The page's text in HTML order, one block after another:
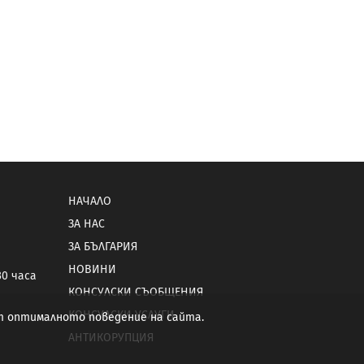
часа
НАЧАЛО
ЗА НАС
ЗА БЪЛГАРИЯ
НОВИНИ
КОНСУЛСКИ СЪОБЩЕНИЯ
КОНСУЛСКИ УСЛУГИ
АНТИКОРУПЦИЯ
оптималното поведение на сайта.